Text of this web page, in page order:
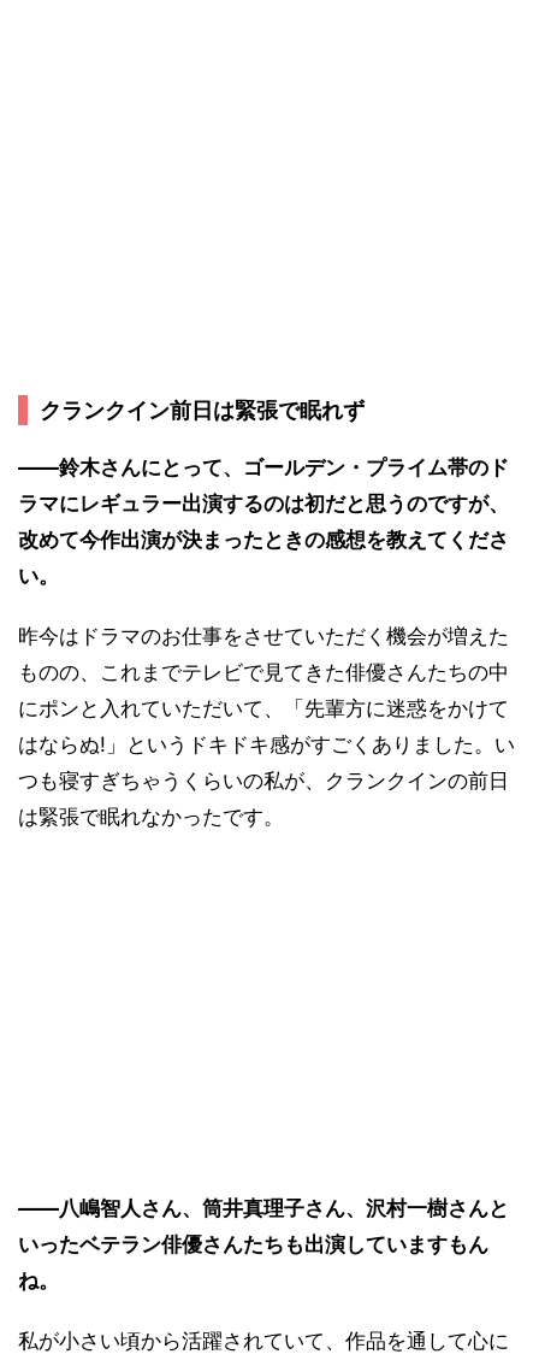
クランクイン前日は緊張で眠れず
――鈴木さんにとって、ゴールデン・プライム帯のド
ラマにレギュラー出演するのは初だと思うのですが、
改めて今作出演が決まったときの感想を教えてくださ
い。
昨今はドラマのお仕事をさせていただく機会が増えた
ものの、これまでテレビで見てきた俳優さんたちの中
にポンと入れていただいて、「先輩方に迷惑をかけて
はならぬ!」というドキドキ感がすごくありました。い
つも寝すぎちゃうくらいの私が、クランクインの前日
は緊張で眠れなかったです。
――八嶋智人さん、筒井真理子さん、沢村一樹さんと
いったベテラン俳優さんたちも出演していますもん
ね。
私が小さい頃から活躍されていて、作品を通して心に